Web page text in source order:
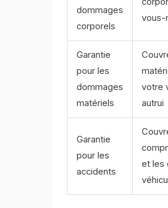
dommages
corporels
vous-
Garantie
pour les
dommages
matériels
votre
autrui
Garantie
pour les
accidents
et les